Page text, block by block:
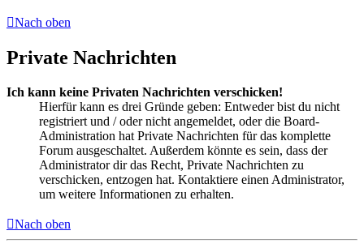
Nach oben
Private Nachrichten
Ich kann keine Privaten Nachrichten verschicken!
Hierfür kann es drei Gründe geben: Entweder bist du nicht
registriert und / oder nicht angemeldet, oder die Board-
Administration hat Private Nachrichten für das komplette
Forum ausgeschaltet. Außerdem könnte es sein, dass der
Administrator dir das Recht, Private Nachrichten zu
verschicken, entzogen hat. Kontaktiere einen Administrator,
um weitere Informationen zu erhalten.
Nach oben